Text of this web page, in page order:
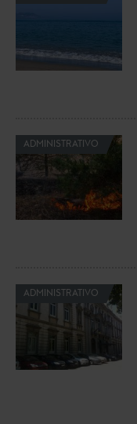
ADMINISTRATIVO
ADMINISTRATIVO